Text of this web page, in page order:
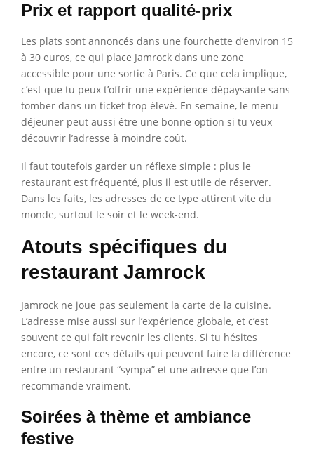
Prix et rapport qualité-prix
Les plats sont annoncés dans une fourchette d’environ 15
à 30 euros, ce qui place Jamrock dans une zone
accessible pour une sortie à Paris. Ce que cela implique,
c’est que tu peux t’offrir une expérience dépaysante sans
tomber dans un ticket trop élevé. En semaine, le menu
déjeuner peut aussi être une bonne option si tu veux
découvrir l’adresse à moindre coût.
Il faut toutefois garder un réflexe simple : plus le
restaurant est fréquenté, plus il est utile de réserver.
Dans les faits, les adresses de ce type attirent vite du
monde, surtout le soir et le week-end.
Atouts spécifiques du
restaurant Jamrock
Jamrock ne joue pas seulement la carte de la cuisine.
L’adresse mise aussi sur l’expérience globale, et c’est
souvent ce qui fait revenir les clients. Si tu hésites
encore, ce sont ces détails qui peuvent faire la différence
entre un restaurant “sympa” et une adresse que l’on
recommande vraiment.
Soirées à thème et ambiance
festive